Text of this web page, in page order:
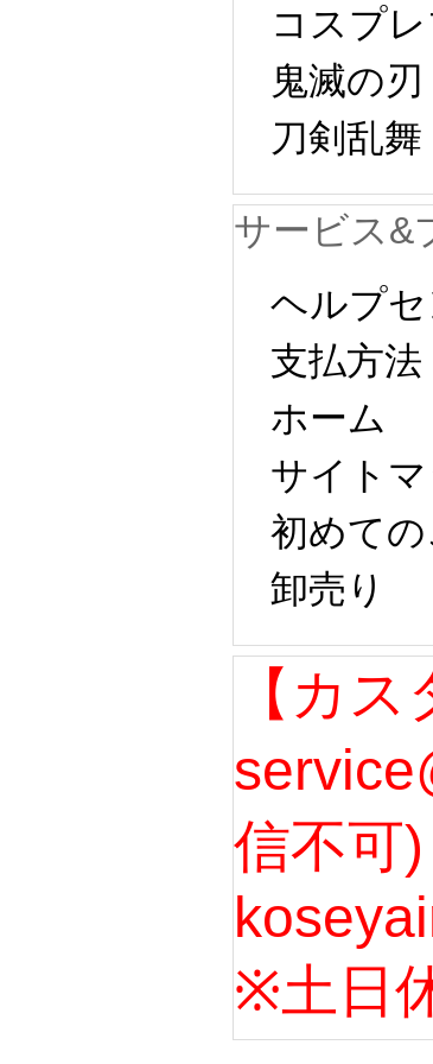
コスプ
鬼滅の刃
刀剣乱舞
サービス&
ヘルプ
支払方法
ホーム
サイト
初めて
卸売り
【カ
信不可)
※土日